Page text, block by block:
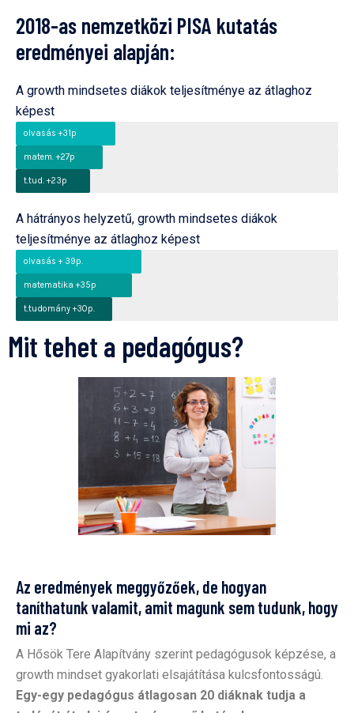
2018-as nemzetközi PISA kutatás
eredményei alapján:
A growth mindsetes diákok teljesítménye az átlaghoz
képest
olvasás +31p
matem. +27p
t.tud. +23p
A hátrányos helyzetű, growth mindsetes diákok
teljesítménye az átlaghoz képest
olvasás + 39p.
matematika +35p
t.tudomány +30p.
Mit tehet a pedagógus?
Az eredmények meggyőzőek, de hogyan
taníthatunk valamit, amit magunk sem tudunk, hogy
mi az?
A Hősök Tere Alapítvány szerint pedagógusok képzése, a
growth mindset gyakorlati elsajátítása kulcsfontosságú.
Egy-egy pedagógus átlagosan 20 diáknak tudja a